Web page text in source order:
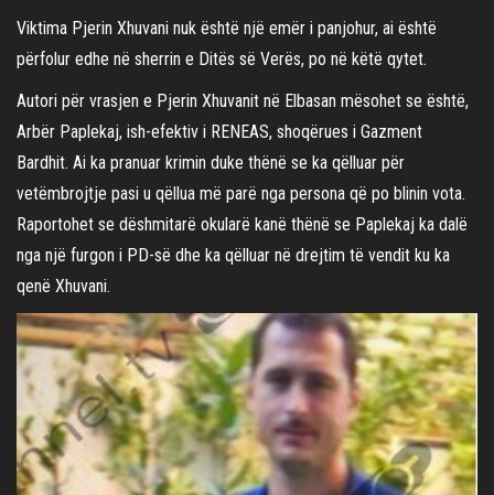
Viktima Pjerin Xhuvani nuk është një emër i panjohur, ai është
përfolur edhe në sherrin e Ditës së Verës, po në këtë qytet.
Autori për vrasjen e Pjerin Xhuvanit në Elbasan mësohet se është,
Arbër Paplekaj, ish-efektiv i RENEAS, shoqërues i Gazment
Bardhit. Ai ka pranuar krimin duke thënë se ka qëlluar për
vetëmbrojtje pasi u qëllua më parë nga persona që po blinin vota.
Raportohet se dëshmitarë okularë kanë thënë se Paplekaj ka dalë
nga një furgon i PD-së dhe ka qëlluar në drejtim të vendit ku ka
qenë Xhuvani.